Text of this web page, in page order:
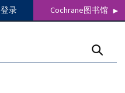
登录 Cochrane图书馆